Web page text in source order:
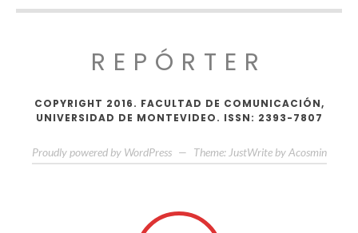
REPÓRTER
COPYRIGHT 2016. FACULTAD DE COMUNICACIÓN,
UNIVERSIDAD DE MONTEVIDEO. ISSN: 2393-7807
Proudly powered by WordPress — Theme: JustWrite by Acosmin